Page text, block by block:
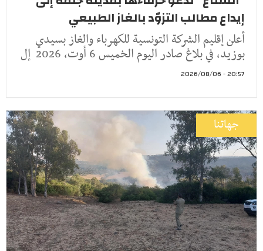
إيداع مطالب التزوّد بالغاز الطبيعي
أعلن إقليم الشركة التونسية للكهرباء والغاز بسيدي
بوزيد، في بلاغ صادر اليوم الخميس 6 أوت، 2026 إل
20:57 - 2026/08/06
جهاتنا